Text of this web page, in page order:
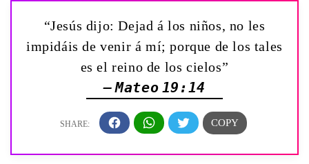
“Jesús dijo: Dejad á los niños, no les
impidáis de venir á mí; porque de los tales
es el reino de los cielos”
— Mateo 19:14